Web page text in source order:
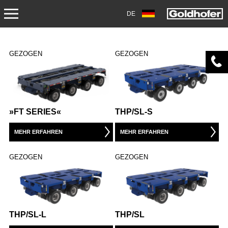
DE
ANHÄNGER
SATTELANHÄNGER
GEBRAUCHTFAHRZEUGE
LAGERFAHRZEUGE
GEZOGEN
»FT SERIES«
MEHR ERFAHREN
GEZOGEN
THP/SL-S
MEHR ERFAHREN
GEZOGEN
THP/SL-L
GEZOGEN
THP/SL